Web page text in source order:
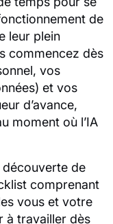
de
leur plein
commencez dès
vos
et vos
d’avance,
moment où l’IA
de
comprenant
vous et votre
à travailler dès